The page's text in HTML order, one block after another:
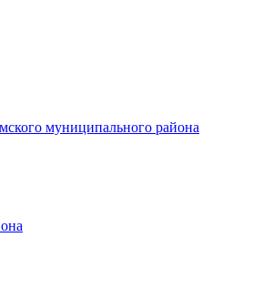
муниципального района